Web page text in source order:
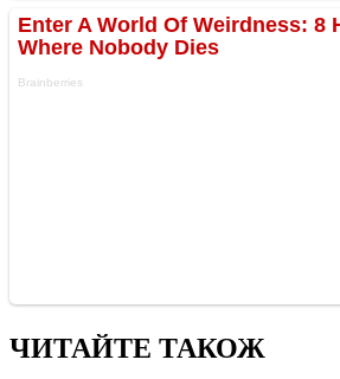
ЧИТАЙТЕ ТАКОЖ